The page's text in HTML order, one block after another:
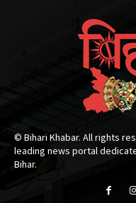
© Bihari Khabar. All rights
leading news portal
Bihar.